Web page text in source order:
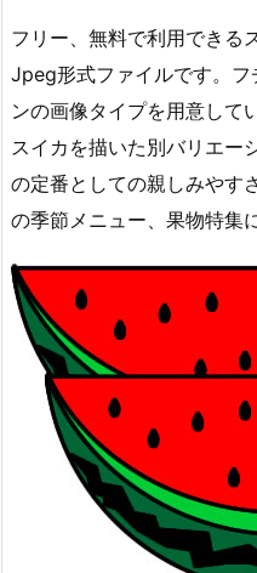
フリー、無料で利用できる
Jpeg形式ファイルです。
ンの画像タイプを用意して
スイカを描いた別バリエー
の定番としての親しみやす
の季節メニュー、果物特集